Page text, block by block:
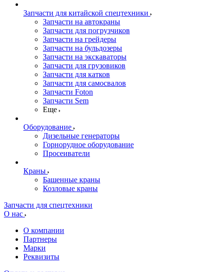
Запчасти для китайской спецтехники
Запчасти на автокраны
Запчасти для погрузчиков
Запчасти на грейдеры
Запчасти на бульдозеры
Запчасти на экскаваторы
Запчасти для грузовиков
Запчасти для катков
Запчасти для самосвалов
Запчасти Foton
Запчасти Sem
Еще
Оборудование
Дизельные генераторы
Горнорудное оборудование
Просеиватели
Краны
Башенные краны
Козловые краны
Запчасти для спецтехники
О нас
О компании
Партнеры
Марки
Реквизиты